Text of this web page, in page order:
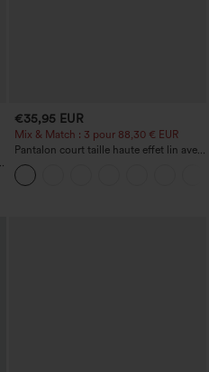
€35,95 EUR
Mix & Match : 3 pour 88,30 € EUR
Pantalon court taille haute effet lin avec
poche zippée